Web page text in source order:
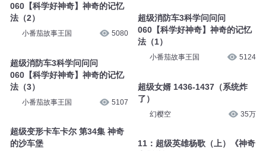
060【科学好神奇】神奇的记忆
法（2）
小番茄故事王国 5080
超级消防车3科学问问问
060【科学好神奇】神奇的记忆
法（3）
小番茄故事王国 5107
超级变形卡车卡尔 第34集 神奇
的沙车堡
超级消防车3科学问问问
060【科学好神奇】神奇的记忆
法（1）
小番茄故事王国 5124
超级女婿 1436-1437（系统炸
了）
幻樱空 35万
11：超级英雄杨歌（上）《神奇